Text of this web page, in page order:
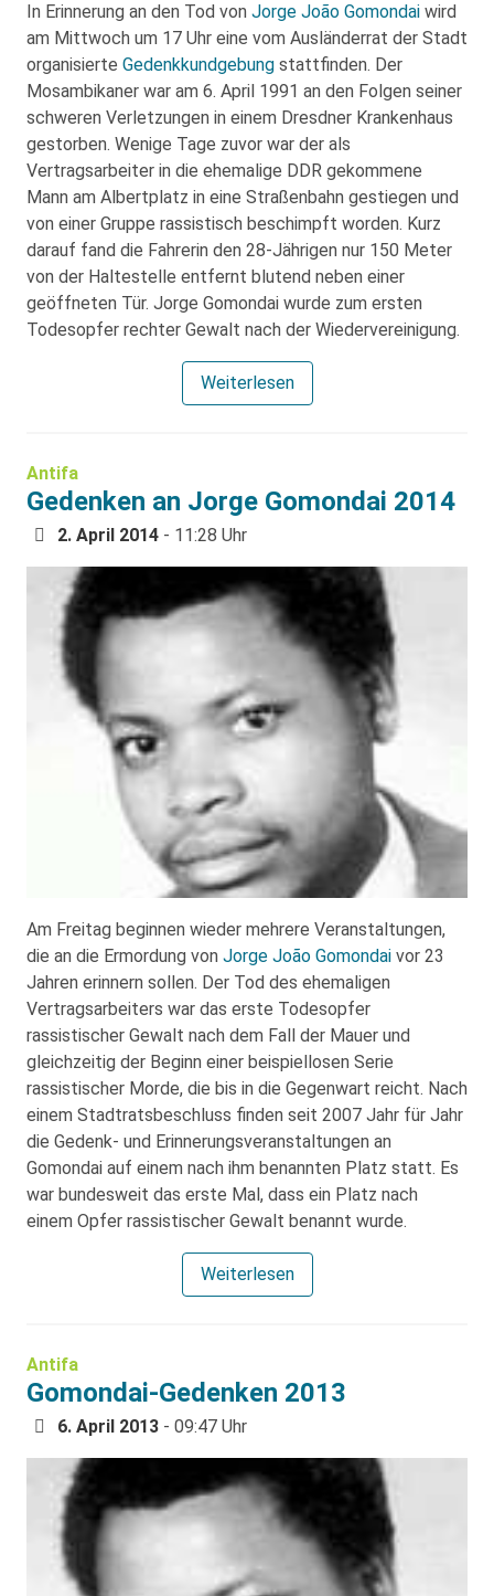
In Erinnerung an den Tod von Jorge João Gomondai wird
am Mittwoch um 17 Uhr eine vom Ausländerrat der Stadt
organisierte Gedenkkundgebung stattfinden. Der
Mosambikaner war am 6. April 1991 an den Folgen seiner
schweren Verletzungen in einem Dresdner Krankenhaus
gestorben. Wenige Tage zuvor war der als
Vertragsarbeiter in die ehemalige DDR gekommene
Mann am Albertplatz in eine Straßenbahn gestiegen und
von einer Gruppe rassistisch beschimpft worden. Kurz
darauf fand die Fahrerin den 28-Jährigen nur 150 Meter
von der Haltestelle entfernt blutend neben einer
geöffneten Tür. Jorge Gomondai wurde zum ersten
Todesopfer rechter Gewalt nach der Wiedervereinigung.
Weiterlesen
Antifa
Gedenken an Jorge Gomondai 2014
2. April 2014 - 11:28 Uhr
Am Freitag beginnen wieder mehrere Veranstaltungen,
die an die Ermordung von Jorge João Gomondai vor 23
Jahren erinnern sollen. Der Tod des ehemaligen
Vertragsarbeiters war das erste Todesopfer
rassistischer Gewalt nach dem Fall der Mauer und
gleichzeitig der Beginn einer beispiellosen Serie
rassistischer Morde, die bis in die Gegenwart reicht. Nach
einem Stadtratsbeschluss finden seit 2007 Jahr für Jahr
die Gedenk- und Erinnerungsveranstaltungen an
Gomondai auf einem nach ihm benannten Platz statt. Es
war bundesweit das erste Mal, dass ein Platz nach
einem Opfer rassistischer Gewalt benannt wurde.
Weiterlesen
Antifa
Gomondai-Gedenken 2013
6. April 2013 - 09:47 Uhr